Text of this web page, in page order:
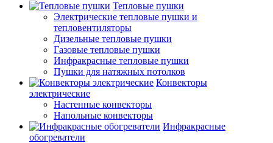
Тепловые пушки
Электрические тепловые пушки и
тепловентиляторы
Дизельные тепловые пушки
Газовые тепловые пушки
Инфракрасные тепловые пушки
Пушки для натяжных потолков
Конвекторы
электрические
Настенные конвекторы
Напольные конвекторы
Инфракрасные
обогреватели